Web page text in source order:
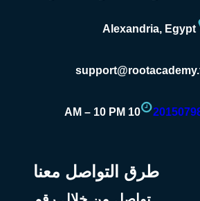
Alexandria, Egypt
10 AM – 10 PM
طرق التواصل معنا